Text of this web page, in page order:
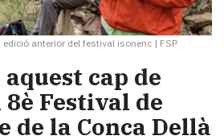
anterior del festival isonenc | FSP
cap de
Festival de
de la Conca Dellà